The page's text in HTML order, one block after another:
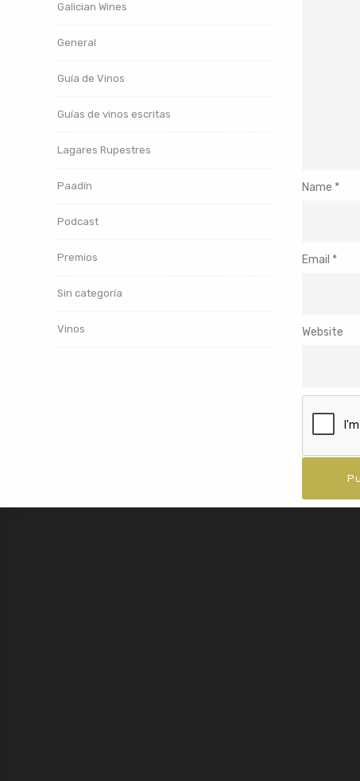
Name *
Email *
Website
Galician Wines
General
Guía de Vinos
Guías de vinos escritas
Lagares Rupestres
Paadín
Podcast
Premios
Sin categoría
Vinos